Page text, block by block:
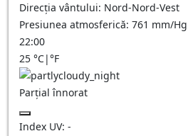
Direcția vântului: Nord-Nord-Vest
Presiunea atmosferică: 761 mm/Hg
22:00
25 °C|°F
Parțial înnorat
Index UV: -